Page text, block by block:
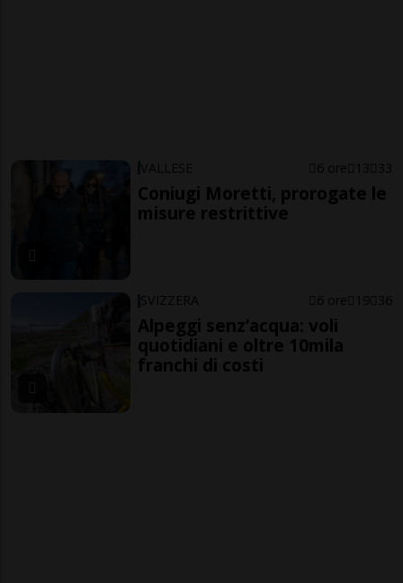
VALLESE 6 ore 13 33
Coniugi Moretti, prorogate le
misure restrittive
SVIZZERA 6 ore 19 36
Alpeggi senz’acqua: voli
quotidiani e oltre 10mila
franchi di costi